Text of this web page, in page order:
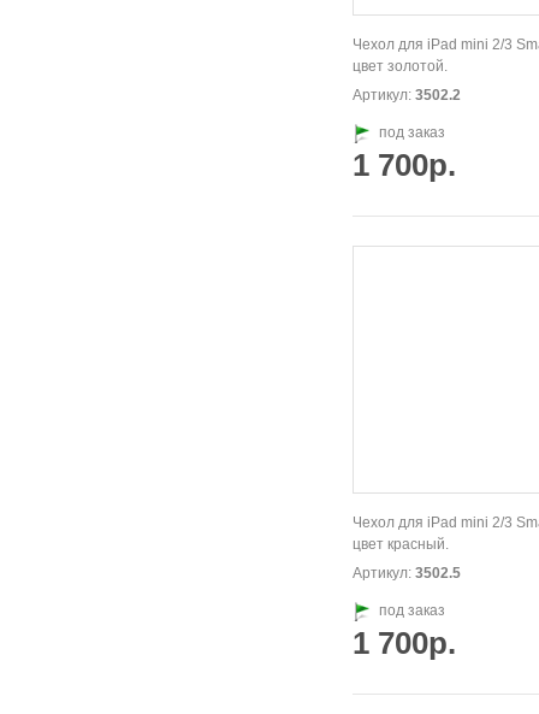
Чехол для iPad mini 2/3
цвет золотой.
Артикул: 3502.2
под заказ
1 700р.
Чехол для iPad mini 2/3
цвет красный.
Артикул: 3502.5
под заказ
1 700р.